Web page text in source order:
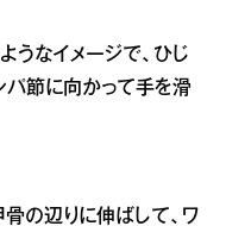
うなイメージで、ひじ
パ節に向かって手を滑
の辺りに伸ばして、ワ